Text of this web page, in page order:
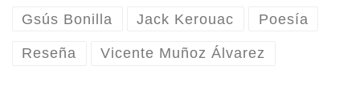
Gsús Bonilla Jack Kerouac Poesía
Reseña Vicente Muñoz Álvarez